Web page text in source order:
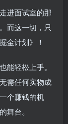
进面试室的那
而这一切，只
金计划》！
能轻松上手。
需任何实物成
个赚钱的机
舞台。